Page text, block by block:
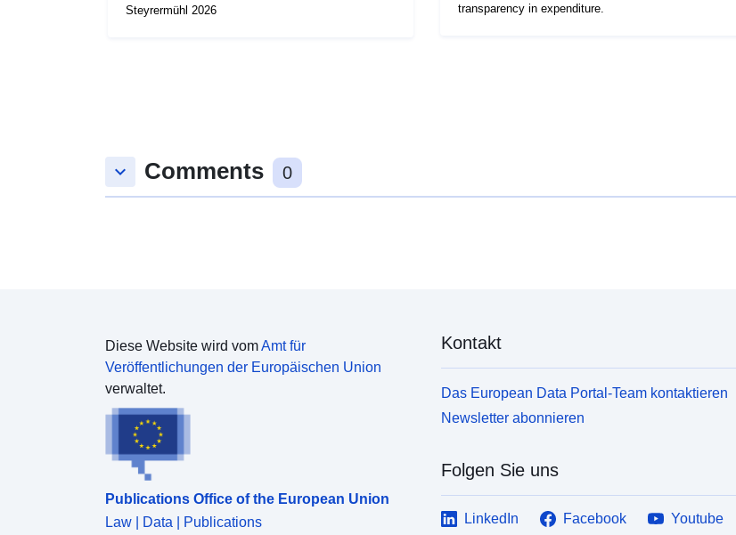
Steyrermühl 2026
transparency in expenditure.
keyboard_arrow_down Comments 0
Diese Website wird vomAmt für
Veröffentlichungen der Europäischen Union
verwaltet.
Publications Office of the European Union
Law | Data | Publications
Kontakt
Das European Data Portal-Team kontaktieren
Newsletter abonnieren
Folgen Sie uns
LinkedIn Facebook
Youtube